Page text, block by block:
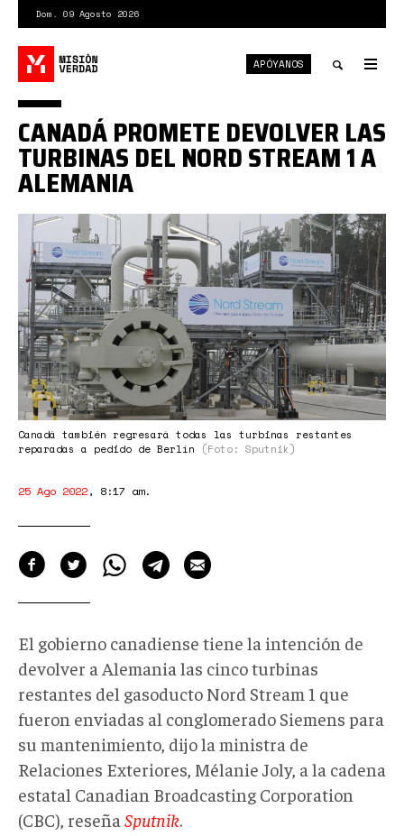
contenido
principal
Dom. 09 Agosto 2026
search
APÓYANOS
ns1.jpg
Canadá también regresará todas las turbinas restantes
reparadas a pedido de Berlín
(Foto: Sputnik)
CANADÁ PROMETE DEVOLVER LAS
TURBINAS DEL NORD STREAM 1 A
ALEMANIA
25 Ago 2022, 8:17 am.
El gobierno canadiense tiene la intención de
devolver a Alemania las cinco turbinas
restantes del gasoducto Nord Stream 1 que
fueron enviadas al conglomerado Siemens para
su mantenimiento, dijo la ministra de
Relaciones Exteriores, Mélanie Joly, a la cadena
estatal Canadian Broadcasting Corporation
(CBC), reseña Sputnik.